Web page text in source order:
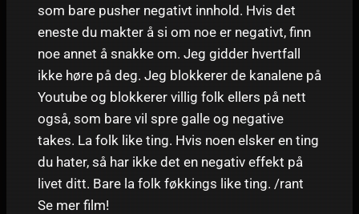
som bare pusher negativt innhold. Hvis det
eneste du makter å si om noe er negativt, finn
noe annet å snakke om. Jeg gidder hvertfall
ikke høre på deg. Jeg blokkerer de kanalene på
Youtube og blokkerer villig folk ellers på nett
også, som bare vil spre galle og negative
takes. La folk like ting. Hvis noen elsker en ting
du hater, så har ikke det en negativ effekt på
livet ditt. Bare la folk føkkings like ting. /rant
Se mer film!